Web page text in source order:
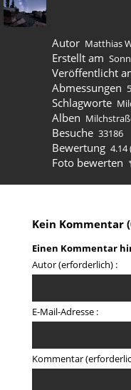
Autor Matthias
Erstellt am
Veröffentlicht
Abmessungen
Schlagworte
Alben
Besuche 33186
Bewertung 4.14
Foto bewerten
Kein Kommentar
Einen Kommentar
Autor (erforderlich) :
E-Mail-Adresse :
Kommentar